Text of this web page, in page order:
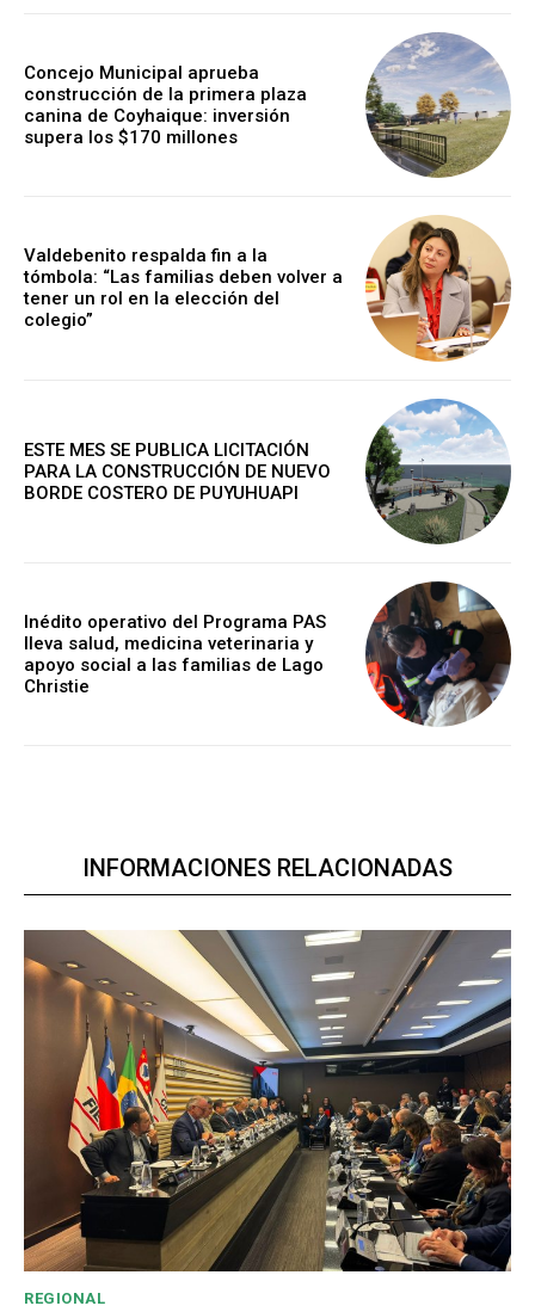
Concejo Municipal aprueba
construcción de la primera plaza
canina de Coyhaique: inversión
supera los $170 millones
Valdebenito respalda fin a la
tómbola: “Las familias deben volver a
tener un rol en la elección del
colegio”
ESTE MES SE PUBLICA LICITACIÓN
PARA LA CONSTRUCCIÓN DE NUEVO
BORDE COSTERO DE PUYUHUAPI
Inédito operativo del Programa PAS
lleva salud, medicina veterinaria y
apoyo social a las familias de Lago
Christie
INFORMACIONES RELACIONADAS
REGIONAL